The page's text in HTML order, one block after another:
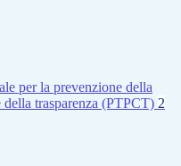
per la prevenzione della
della trasparenza (PTPCT) 2